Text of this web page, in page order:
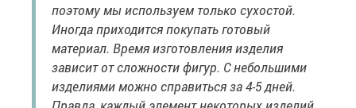
поэтому мы используем только сухостой.
Иногда приходится покупать готовый
материал. Время изготовления изделия
зависит от сложности фигур. С небольшими
изделиями можно справиться за 4-5 дней.